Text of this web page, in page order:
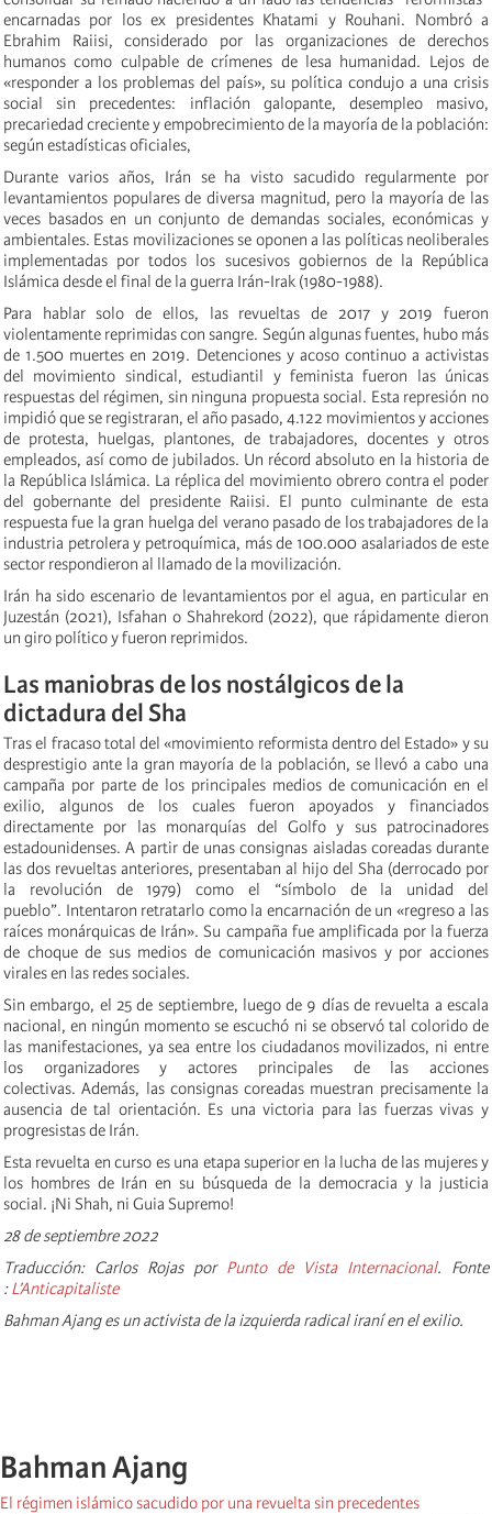
encarnadas por los ex presidentes Khatami y Rouhani. Nombró a
Ebrahim Raiisi, considerado por las organizaciones de derechos
humanos como culpable de crímenes de lesa humanidad. Lejos de
«responder a los problemas del país», su política condujo a una crisis
social sin precedentes: inflación galopante, desempleo masivo,
precariedad creciente y empobrecimiento de la mayoría de la población:
según estadísticas oficiales,
Durante varios años, Irán se ha visto sacudido regularmente por
levantamientos populares de diversa magnitud, pero la mayoría de las
veces basados ​​en un conjunto de demandas sociales, económicas y
ambientales. Estas movilizaciones se oponen a las políticas neoliberales
implementadas por todos los sucesivos gobiernos de la República
Islámica desde el final de la guerra Irán-Irak (1980-1988).
Para hablar solo de ellos, las revueltas de 2017 y 2019 fueron
violentamente reprimidas con sangre. Según algunas fuentes, hubo más
de 1.500 muertes en 2019. Detenciones y acoso continuo a activistas
del movimiento sindical, estudiantil y feminista fueron las únicas
respuestas del régimen, sin ninguna propuesta social. Esta represión no
impidió que se registraran, el año pasado, 4.122 movimientos y acciones
de protesta, huelgas, plantones, de trabajadores, docentes y otros
empleados, así como de jubilados. Un récord absoluto en la historia de
la República Islámica. La réplica del movimiento obrero contra el poder
del gobernante del presidente Raiisi. El punto culminante de esta
respuesta fue la gran huelga del verano pasado de los trabajadores de la
industria petrolera y petroquímica, más de 100.000 asalariados de este
sector respondieron al llamado de la movilización.
Irán ha sido escenario de levantamientos por el agua, en particular en
Juzestán (2021), Isfahan o Shahrekord (2022), que rápidamente dieron
un giro político y fueron reprimidos.
Las maniobras de los nostálgicos de la
dictadura del Sha
Tras el fracaso total del «movimiento reformista dentro del Estado» y su
desprestigio ante la gran mayoría de la población, se llevó a cabo una
campaña por parte de los principales medios de comunicación en el
exilio, algunos de los cuales fueron apoyados y financiados
directamente por las monarquías del Golfo y sus patrocinadores
estadounidenses. A partir de unas consignas aisladas coreadas durante
las dos revueltas anteriores, presentaban al hijo del Sha (derrocado por
la revolución de 1979) como el “símbolo de la unidad del
pueblo”. Intentaron retratarlo como la encarnación de un «regreso a las
raíces monárquicas de Irán». Su campaña fue amplificada por la fuerza
de choque de sus medios de comunicación masivos y por acciones
virales en las redes sociales.
Sin embargo, el 25 de septiembre, luego de 9 días de revuelta a escala
nacional, en ningún momento se escuchó ni se observó tal colorido de
las manifestaciones, ya sea entre los ciudadanos movilizados, ni entre
los organizadores y actores principales de las acciones
colectivas. Además, las consignas coreadas muestran precisamente la
ausencia de tal orientación. Es una victoria para las fuerzas vivas y
progresistas de Irán.
Esta revuelta en curso es una etapa superior en la lucha de las mujeres y
los hombres de Irán en su búsqueda de la democracia y la justicia
social. ¡Ni Shah, ni Guia Supremo!
28 de septiembre 2022
Traducción: Carlos Rojas por Punto de Vista Internacional. Fonte
:L’Anticapitaliste
Bahman Ajang es un activista de la izquierda radical iraní en el exilio.
Bahman Ajang
El régimen islámico sacudido por una revuelta sin precedentes